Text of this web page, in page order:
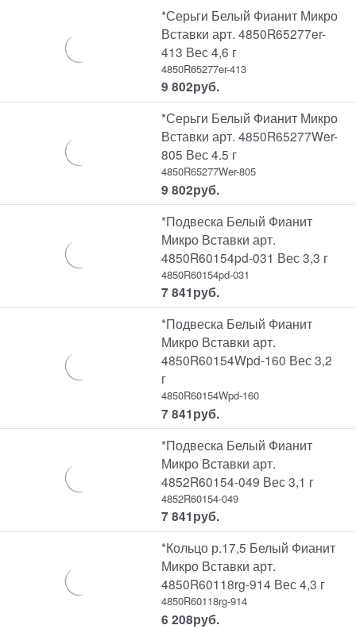
*Серьги Белый Фианит Микро
Вставки арт. 4850R65277er-
413 Вес 4,6 г
4850R65277er-413
9 802руб.
*Серьги Белый Фианит Микро
Вставки арт. 4850R65277Wer-
805 Вес 4.5 г
4850R65277Wer-805
9 802руб.
*Подвеска Белый Фианит
Микро Вставки арт.
4850R60154pd-031 Вес 3,3 г
4850R60154pd-031
7 841руб.
*Подвеска Белый Фианит
Микро Вставки арт.
4850R60154Wpd-160 Вес 3,2
г
4850R60154Wpd-160
7 841руб.
*Подвеска Белый Фианит
Микро Вставки арт.
4852R60154-049 Вес 3,1 г
4852R60154-049
7 841руб.
*Кольцо р.17,5 Белый Фианит
Микро Вставки арт.
4850R60118rg-914 Вес 4,3 г
4850R60118rg-914
6 208руб.